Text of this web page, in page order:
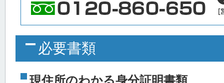
必要書類
現住所のわかる身分証明書類